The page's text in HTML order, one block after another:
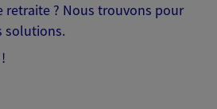
retraite ? Nous trouvons pour
solutions.